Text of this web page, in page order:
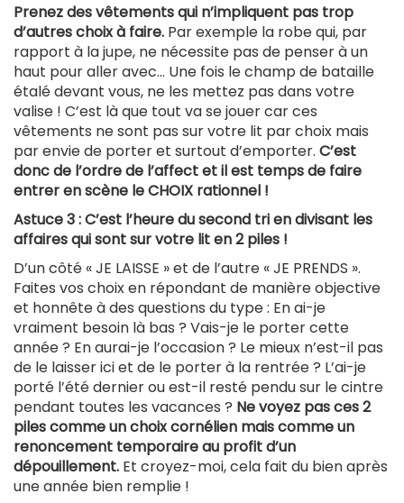
Prenez des vêtements qui n’impliquent pas trop
d’autres choix à faire. Par exemple la robe qui, par
rapport à la jupe, ne nécessite pas de penser à un
haut pour aller avec… Une fois le champ de bataille
étalé devant vous, ne les mettez pas dans votre
valise ! C’est là que tout va se jouer car ces
vêtements ne sont pas sur votre lit par choix mais
par envie de porter et surtout d’emporter. C’est
donc de l’ordre de l’affect et il est temps de faire
entrer en scène le CHOIX rationnel !
Astuce 3 : C’est l’heure du second tri en divisant les
affaires qui sont sur votre lit en 2 piles !
D’un côté « JE LAISSE » et de l’autre « JE PRENDS ».
Faites vos choix en répondant de manière objective
et honnête à des questions du type : En ai-je
vraiment besoin là bas ? Vais-je le porter cette
année ? En aurai-je l’occasion ? Le mieux n’est-il pas
de le laisser ici et de le porter à la rentrée ? L’ai-je
porté l’été dernier ou est-il resté pendu sur le cintre
pendant toutes les vacances ? Ne voyez pas ces 2
piles comme un choix cornélien mais comme un
renoncement temporaire au profit d’un
dépouillement. Et croyez-moi, cela fait du bien après
une année bien remplie !